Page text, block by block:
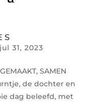
jul 31, 2023
SAMEN
de dochter en
dag beleefd, met